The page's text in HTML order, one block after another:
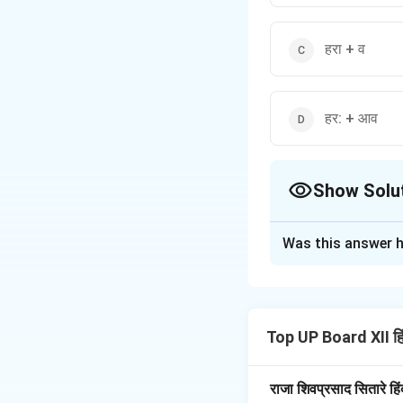
हरा + व
हर: + आव
Show
जिन पर ध्यान देना
भी उच्च शिक्षा तक
Was this answer
Top UP Board XII
राजा शिवप्रसाद सितारे